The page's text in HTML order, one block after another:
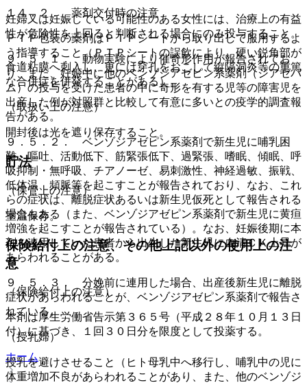
１４．２． 薬剤交付時の注意
ＰＴＰ包装の薬剤はＰＴＰシートから取り出して服用するよ
う指導すること（ＰＴＰシートの誤飲により、硬い鋭角部が
食道粘膜へ刺入し、更には穿孔をおこして縦隔洞炎等の重篤
な合併症を併発することがある）。
（取扱い上の注意）
開封後は光を遮り保存すること。
貯法
（保管上の注意）
室温保存。
保険給付上の注意、その他上記以外の使用上の注
意
（保険給付上の注意）
本剤は厚生労働省告示第３６５号（平成２８年１０月１３日
付）に基づき、１回３０日分を限度として投薬する。
ホーム
妊婦又は妊娠している可能性のある女性には、治療上の有益
性が危険性を上回ると判断される場合にのみ投与すること。
９．５．１． 動物実験により催奇形作用が報告されてお
り、また、妊娠中に他のベンゾジアゼピン系薬剤（ジアゼパ
ム）の投与を受けた患者の中に奇形を有する児等の障害児を
出産した例が対照群と比較して有意に多いとの疫学的調査報
告がある。
９．５．２． ベンゾジアゼピン系薬剤で新生児に哺乳困
難、嘔吐、活動低下、筋緊張低下、過緊張、嗜眠、傾眠、呼
吸抑制・無呼吸、チアノーゼ、易刺激性、神経過敏、振戦、
低体温、頻脈等を起こすことが報告されており、なお、これ
らの症状は、離脱症状あるいは新生児仮死として報告される
場合もある（また、ベンゾジアゼピン系薬剤で新生児に黄疸
増強を起こすことが報告されている）。なお、妊娠後期に本
剤を連用していた患者から出生した新生児に血清ＣＫ上昇が
あらわれることがある。
９．５．３． 分娩前に連用した場合、出産後新生児に離脱
症状があらわれることが、ベンゾジアゼピン系薬剤で報告さ
れている。
（授乳婦）
授乳を避けさせること（ヒト母乳中へ移行し、哺乳中の児に
体重増加不良があらわれることがあり、また、他のベンゾジ